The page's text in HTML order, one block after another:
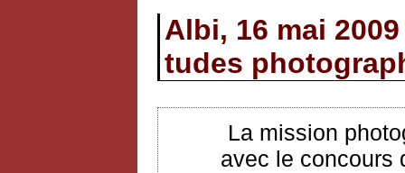
Albi, 16 mai
tudes
La mission
avec le concours